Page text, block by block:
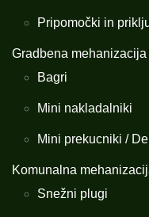
Pripomočki in
Gradbena mehanizacija
Bagri
Mini nakladalniki
Mini prekucniki /
Komunalna
Snežni plugi